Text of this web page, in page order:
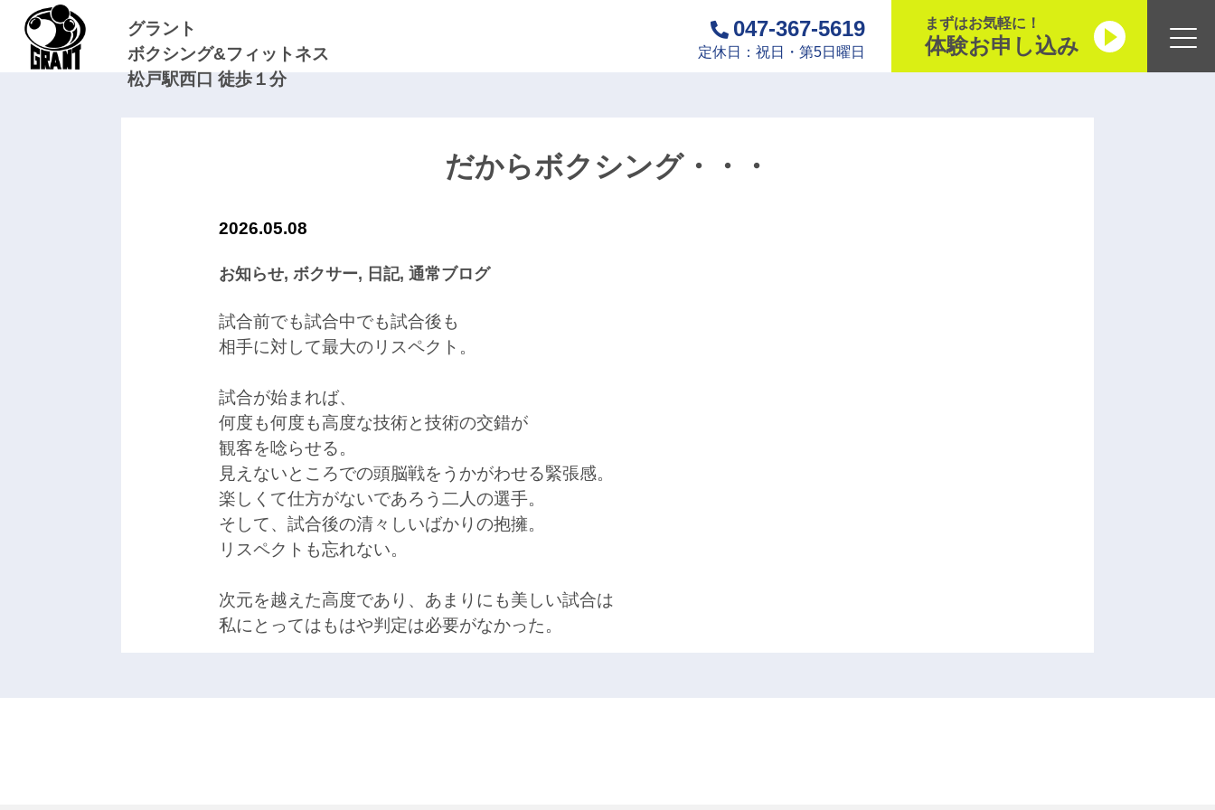
グラント
ボクシング&フィットネス
松戸駅西口 徒歩１分
047-367-5619
定休日：祝日・第5日曜日
まずはお気軽に！
体験お申し込み
だからボクシング・・・
2026.05.08
お知らせ, ボクサー, 日記, 通常ブログ
試合前でも試合中でも試合後も
相手に対して最大のリスペクト。
試合が始まれば、
何度も何度も高度な技術と技術の交錯が
観客を唸らせる。
見えないところでの頭脳戦をうかがわせる緊張感。
楽しくて仕方がないであろう二人の選手。
そして、試合後の清々しいばかりの抱擁。
リスペクトも忘れない。
次元を越えた高度であり、あまりにも美しい試合は
私にとってはもはや判定は必要がなかった。